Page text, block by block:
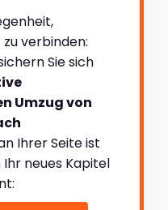
zu verbinden:
Sie sich
Umzug von
Ihrer Seite ist
neues Kapitel